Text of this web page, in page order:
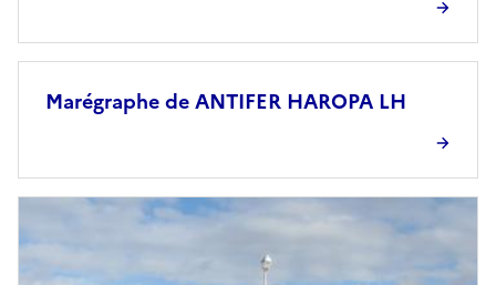
Marégraphe de ANTIFER HAROPA LH